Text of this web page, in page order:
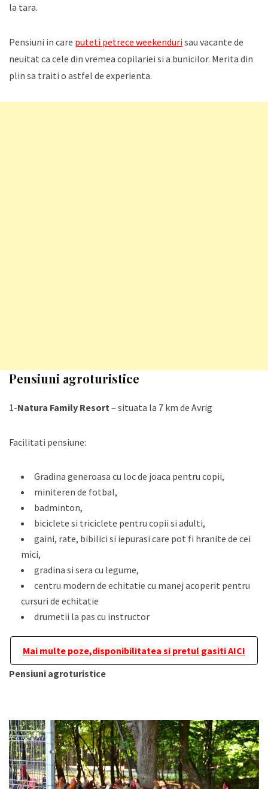
la tara.
Pensiuni in care puteti petrece weekendurisau vacante de
neuitat ca cele din vremea copilariei si a bunicilor. Merita din
plin sa traiti o astfel de experienta.
Pensiuni agroturistice
1-Natura Family Resort – situata la 7 km de Avrig
Facilitati pensiune:
Gradina generoasa cu loc de joaca pentru copii,
miniteren de fotbal,
badminton,
biciclete si triciclete pentru copii si adulti,
gaini, rate, bibilici si iepurasi care pot fi hranite de cei
mici,
gradina si sera cu legume,
centru modern de echitatie cu manej acoperit pentru
cursuri de echitatie
drumetii la pas cu instructor
Mai multe poze,disponibilitatea si pretul gasiti AICI
Pensiuni agroturistice